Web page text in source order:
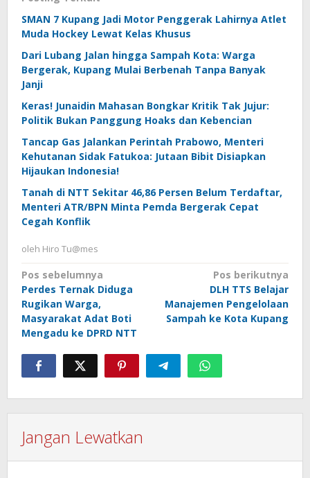
SMAN 7 Kupang Jadi Motor Penggerak Lahirnya Atlet
Muda Hockey Lewat Kelas Khusus
Dari Lubang Jalan hingga Sampah Kota: Warga
Bergerak, Kupang Mulai Berbenah Tanpa Banyak
Janji
Keras! Junaidin Mahasan Bongkar Kritik Tak Jujur:
Politik Bukan Panggung Hoaks dan Kebencian
Tancap Gas Jalankan Perintah Prabowo, Menteri
Kehutanan Sidak Fatukoa: Jutaan Bibit Disiapkan
Hijaukan Indonesia!
Tanah di NTT Sekitar 46,86 Persen Belum Terdaftar,
Menteri ATR/BPN Minta Pemda Bergerak Cepat
Cegah Konflik
oleh Hiro Tu@mes
Navigasi
pos
Pos sebelumnya
Perdes Ternak Diduga
Rugikan Warga,
Masyarakat Adat Boti
Mengadu ke DPRD NTT
Pos berikutnya
DLH TTS Belajar
Manajemen Pengelolaan
Sampah ke Kota Kupang
Jangan Lewatkan